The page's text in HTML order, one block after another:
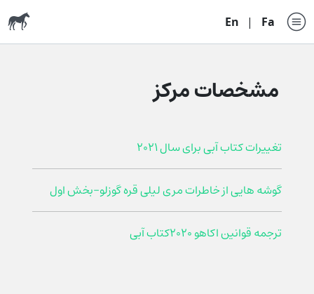
Fa
|
En
مشخصات مرکز
تغییرات کتاب آبی برای سال 2021
گوشه هایی از خاطرات مری لیلی قره گوزلو-بخش اول
ترجمه قوانین اکاهو 2020کتاب آبی